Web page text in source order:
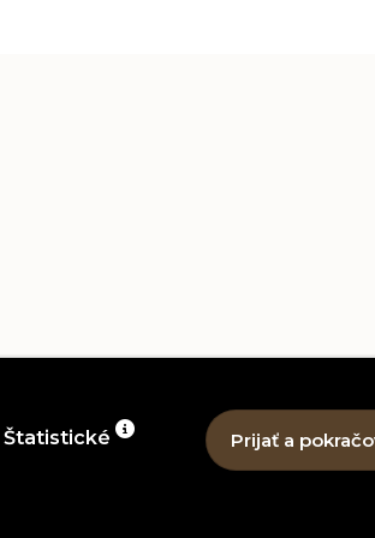
Štatistické
všetky súbory cookie